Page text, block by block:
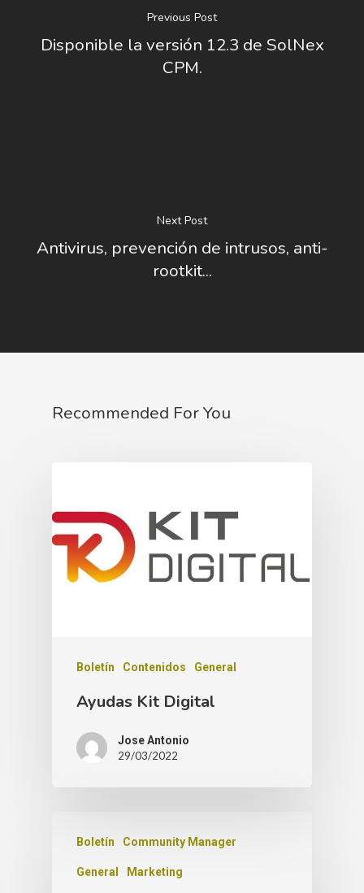
Previous Post
Disponible la versión 12.3 de SolNex
CPM.
Next Post
Antivirus, prevención de intrusos, anti-
rootkit...
Recommended For You
Boletín Contenidos General
Ayudas Kit Digital
Jose Antonio
29/03/2022
Boletín Community Manager
General Marketing